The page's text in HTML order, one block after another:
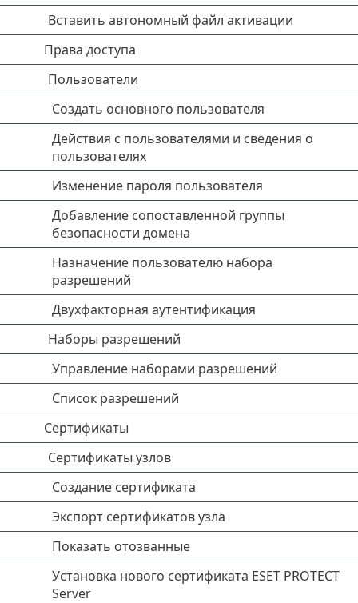
Вставить автономный файл активации
Права доступа
Пользователи
Создать основного пользователя
Действия с пользователями и сведения о
пользователях
Изменение пароля пользователя
Добавление сопоставленной группы
безопасности домена
Назначение пользователю набора
разрешений
Двухфакторная аутентификация
Наборы разрешений
Управление наборами разрешений
Список разрешений
Сертификаты
Сертификаты узлов
Создание сертификата
Экспорт сертификатов узла
Показать отозванные
Установка нового сертификата ESET PROTECT
Server